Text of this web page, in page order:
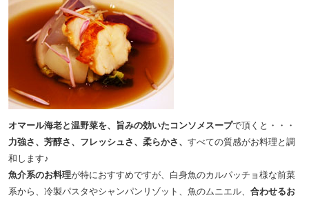
オマール海老と温野菜を、旨みの効いたコンソメスープで頂くと・・・
力強さ、芳醇さ、フレッシュさ、柔らかさ、 すべての質感がお料理と調
和します♪
魚介系のお料理が特におすすめですが、白身魚のカルパッチョ様な前菜
系から、冷製パスタやシャンパンリゾット、魚のムニエル、 合わせるお